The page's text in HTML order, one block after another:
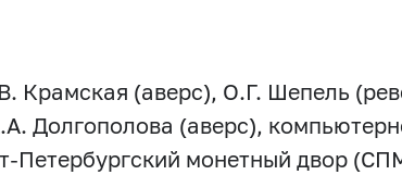
Крамская (аверс), О.Г. Шепель
Долгополова (аверс),
Петербургский монетный двор